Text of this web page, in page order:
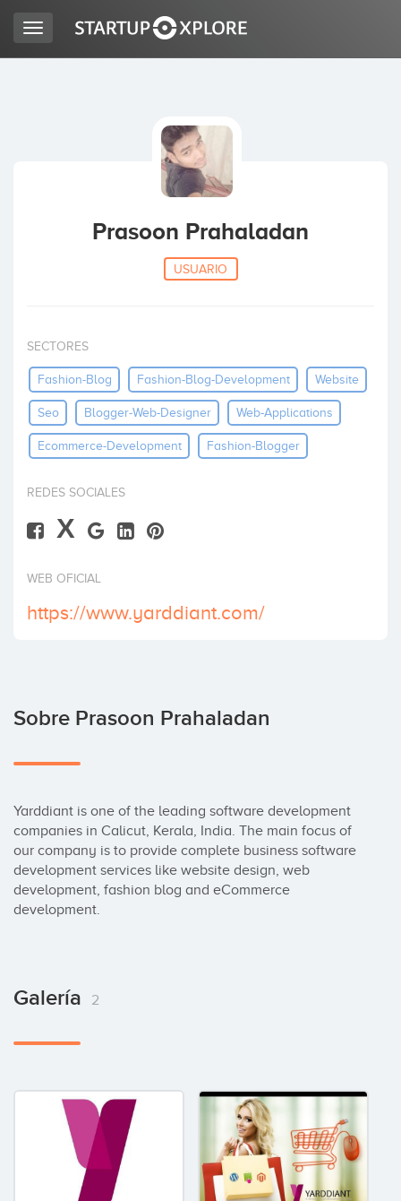
Inicio
Invertir
Toggle
navigation
Prasoon Prahaladan
USUARIO
SECTORES
Fashion-Blog Fashion-Blog-Development Website
Seo Blogger-Web-Designer Web-Applications
Ecommerce-Development Fashion-Blogger
REDES SOCIALES
X
WEB OFICIAL
https://www.yarddiant.com/
Sobre Prasoon Prahaladan
Yarddiant is one of the leading software development
companies in Calicut, Kerala, India. The main focus of
our company is to provide complete business software
development services like website design, web
development, fashion blog and eCommerce
development.
Galería 2